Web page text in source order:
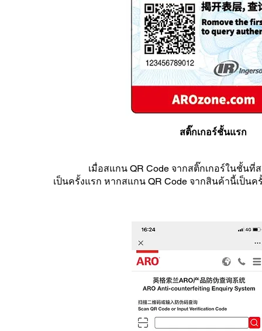
สติ๊กเกอร์ชั้นแรก
เมื่อสแกน QR Code จากสติ๊กเกอร์ในชั้นที่สอง
เป็นครั้งแรก หากสแกน QR Code จากสินค้านี้เป็นค